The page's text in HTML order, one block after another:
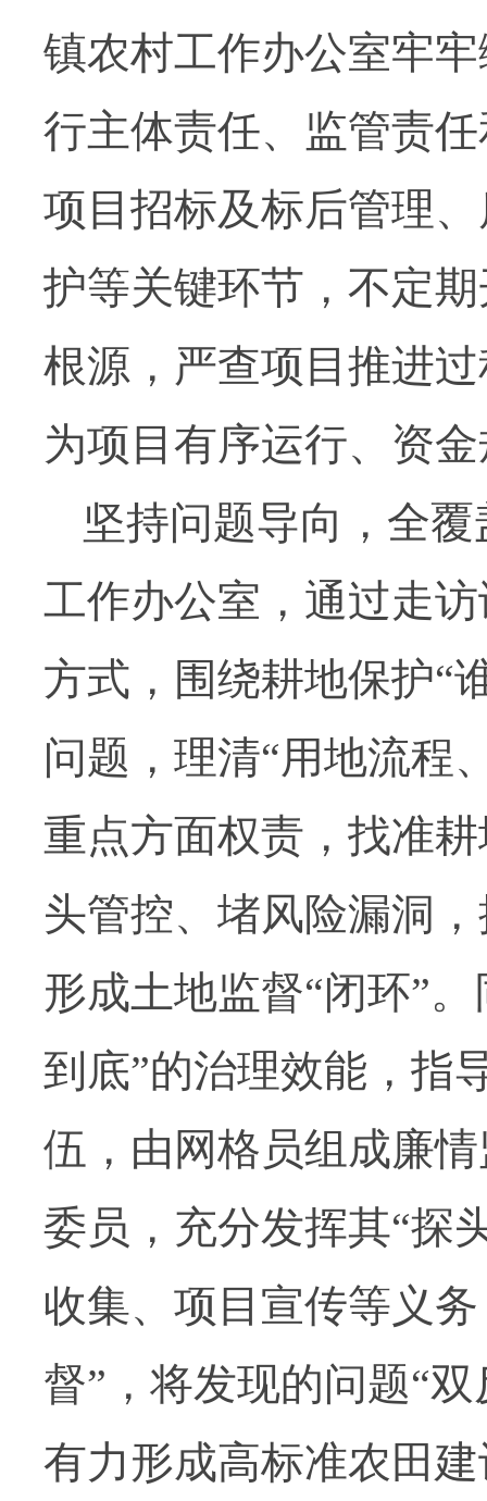
镇农村工作办公室牢
行主体责任、监管责
项目招标及标后管理
护等关键环节，不定
根源，严查项目推进
为项目有序运行、资
坚持问题导向，全
工作办公室，通过走
方式，围绕耕地保护“
问题，理清“用地流程
重点方面权责，找准
头管控、堵风险漏洞
形成土地监督“闭环”
到底”的治理效能，指
伍，由网格员组成廉
委员，充分发挥其“探
收集、项目宣传等义
督”，将发现的问题“
有力形成高标准农田